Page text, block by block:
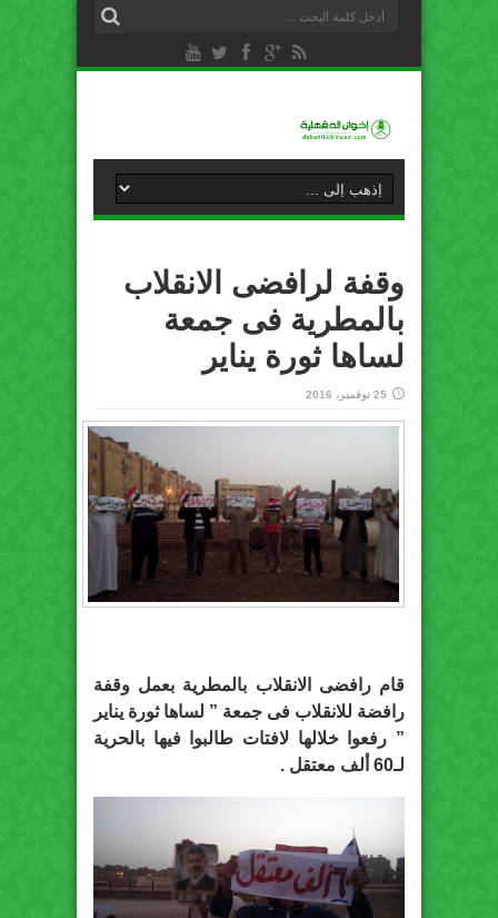
وقفة لرافضى الانقلاب
بالمطرية فى جمعة
لساها ثورة يناير
25 نوفمبر، 2016
قام رافضى الانقلاب بالمطرية بعمل وقفة
رافضة للانقلاب فى جمعة ” لساها ثورة يناير
” رفعوا خلالها لافتات طالبوا فيها بالحرية
لـ60 ألف معتقل .